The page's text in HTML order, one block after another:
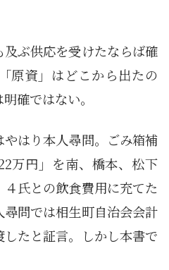
ぶ供応を受けたならば確
原資」はどこから出たの
確ではない。
はり本人尋問。ごみ箱補
万円」を南、橋本、松下
４氏との飲食費用に充てた
問では相生町自治会会計
たと証言。しかし本書で